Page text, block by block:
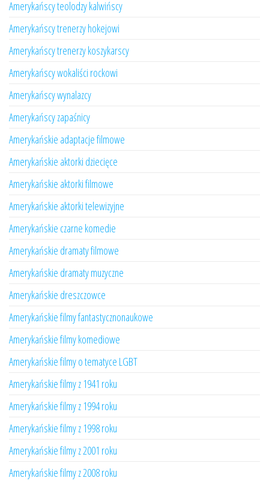
Amerykańscy teolodzy kalwińscy
Amerykańscy trenerzy hokejowi
Amerykańscy trenerzy koszykarscy
Amerykańscy wokaliści rockowi
Amerykańscy wynalazcy
Amerykańscy zapaśnicy
Amerykańskie adaptacje filmowe
Amerykańskie aktorki dziecięce
Amerykańskie aktorki filmowe
Amerykańskie aktorki telewizyjne
Amerykańskie czarne komedie
Amerykańskie dramaty filmowe
Amerykańskie dramaty muzyczne
Amerykańskie dreszczowce
Amerykańskie filmy fantastycznonaukowe
Amerykańskie filmy komediowe
Amerykańskie filmy o tematyce LGBT
Amerykańskie filmy z 1941 roku
Amerykańskie filmy z 1994 roku
Amerykańskie filmy z 1998 roku
Amerykańskie filmy z 2001 roku
Amerykańskie filmy z 2008 roku